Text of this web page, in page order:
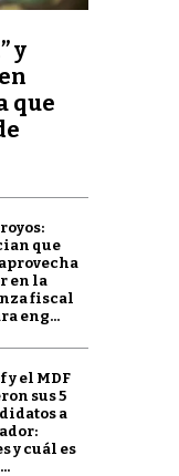
y
que
que
en la
fiscal
eng...
el MDF
sus 5
a
y cuál es